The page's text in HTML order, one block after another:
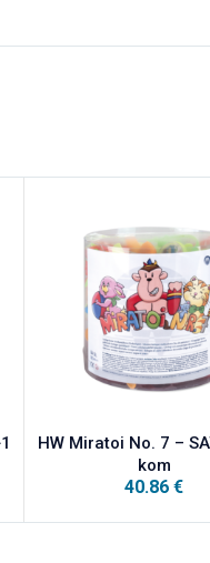
HW Miratoi No. 7 –
kom
40.86 €